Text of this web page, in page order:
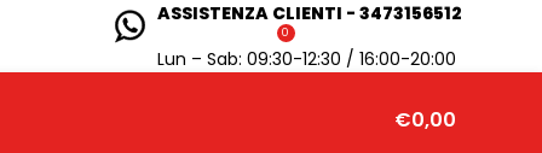
ASSISTENZA CLIENTI - 3473156512
Lun – Sab: 09:30-12:30 / 16:00-20:00
0
€0,00